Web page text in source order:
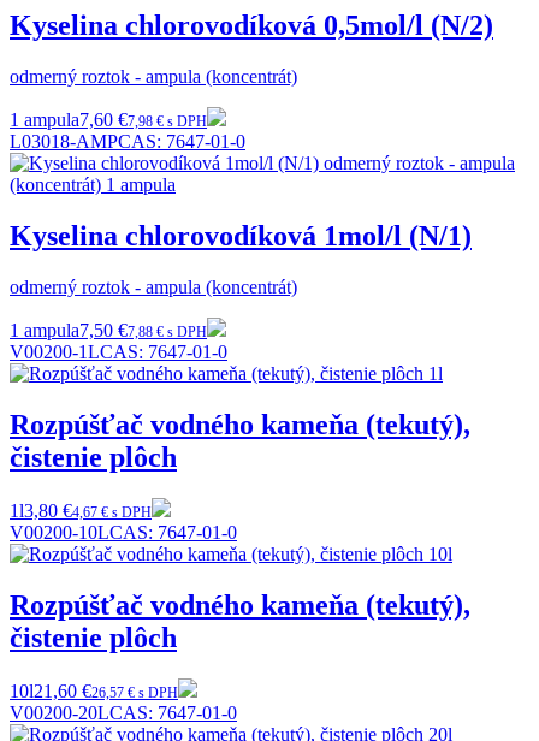
Kyselina chlorovodíková 0,5mol/l (N/2)
odmerný roztok - ampula (koncentrát)
1 ampula7,60 €7,98 € s DPH
L03018-AMPCAS: 7647-01-0
Kyselina chlorovodíková 1mol/l (N/1)
odmerný roztok - ampula (koncentrát)
1 ampula7,50 €7,88 € s DPH
V00200-1LCAS: 7647-01-0
Rozpúšťač vodného kameňa (tekutý),
čistenie plôch
1l3,80 €4,67 € s DPH
V00200-10LCAS: 7647-01-0
Rozpúšťač vodného kameňa (tekutý),
čistenie plôch
10l21,60 €26,57 € s DPH
V00200-20LCAS: 7647-01-0